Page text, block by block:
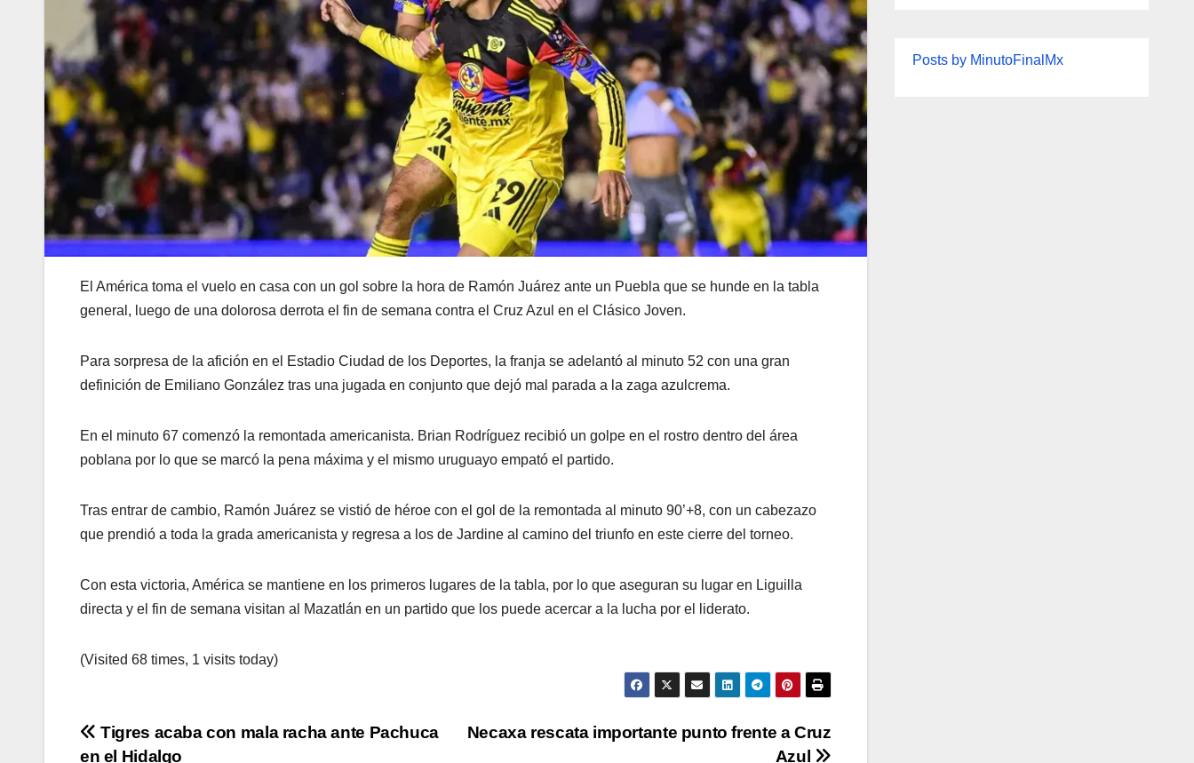
El América toma el vuelo en casa con un gol sobre la hora de Ramón Juárez ante un Puebla que se hunde en la tabla
general, luego de una dolorosa derrota el fin de semana contra el Cruz Azul en el Clásico Joven.
Para sorpresa de la afición en el Estadio Ciudad de los Deportes, la franja se adelantó al minuto 52 con una gran
definición de Emiliano González tras una jugada en conjunto que dejó mal parada a la zaga azulcrema.
En el minuto 67 comenzó la remontada americanista. Brian Rodríguez recibió un golpe en el rostro dentro del área
poblana por lo que se marcó la pena máxima y el mismo uruguayo empató el partido.
Tras entrar de cambio, Ramón Juárez se vistió de héroe con el gol de la remontada al minuto 90’+8, con un cabezazo
que prendió a toda la grada americanista y regresa a los de Jardine al camino del triunfo en este cierre del torneo.
Con esta victoria, América se mantiene en los primeros lugares de la tabla, por lo que aseguran su lugar en Liguilla
directa y el fin de semana visitan al Mazatlán en un partido que los puede acercar a la lucha por el liderato.
(Visited 68 times, 1 visits today)
Navegación
Necaxa rescata importante punto frente a Cruz
Azul
Tigres acaba con mala racha ante Pachuca
en el Hidalgo
Posts by MinutoFinalMx